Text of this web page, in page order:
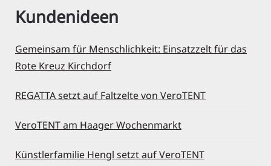
Kundenideen
Gemeinsam für Menschlichkeit: Einsatzzelt für das
Rote Kreuz Kirchdorf
REGATTA setzt auf Faltzelte von VeroTENT
VeroTENT am Haager Wochenmarkt
Künstlerfamilie Hengl setzt auf VeroTENT